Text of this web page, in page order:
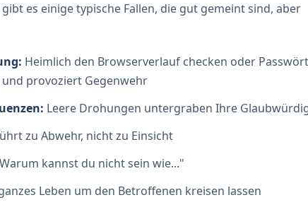
es einige typische Fallen, die gut gemeint sind, aber
Heimlich den Browserverlauf checken oder
provoziert Gegenwehr
Leere Drohungen untergraben Ihre
zu Abwehr, nicht zu Einsicht
kannst du nicht sein wie..."
Leben um den Betroffenen kreisen lassen